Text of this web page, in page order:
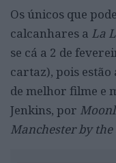
Os únicos que
calcanhares a La
se cá a 2 de
cartaz), pois
de melhor filme e
Jenkins, por
Manchester by the